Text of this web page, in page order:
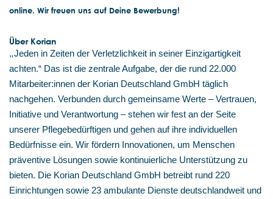
online. Wir freuen uns auf Deine Bewerbung!
Über Korian
„Jeden in Zeiten der Verletzlichkeit in seiner Einzigartigkeit
achten.“ Das ist die zentrale Aufgabe, der die rund 22.000
Mitarbeiter:innen der Korian Deutschland GmbH täglich
nachgehen. Verbunden durch gemeinsame Werte – Vertrauen,
Initiative und Verantwortung – stehen wir fest an der Seite
unserer Pflegebedürftigen und gehen auf ihre individuellen
Bedürfnisse ein. Wir fördern Innovationen, um Menschen
präventive Lösungen sowie kontinuierliche Unterstützung zu
bieten. Die Korian Deutschland GmbH betreibt rund 220
Einrichtungen sowie 23 ambulante Dienste deutschlandweit und